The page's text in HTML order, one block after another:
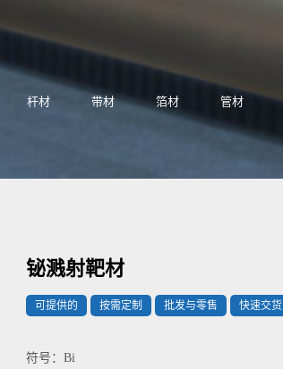
杆材 带材 箔材 管材
铋溅射靶材
可提供的 按需定制 批发与零售 快速交货
符号：Bi